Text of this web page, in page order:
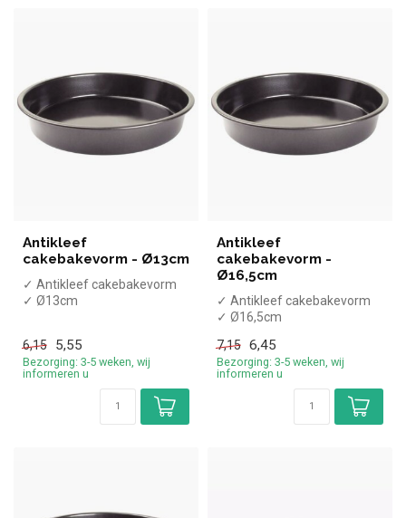
Antikleef
cakebakevorm - Ø13cm
✓ Antikleef cakebakevorm
✓ Ø13cm
6,15 5,55
Bezorging: 3-5 weken, wij
informeren u
Antikleef
cakebakevorm -
Ø16,5cm
✓ Antikleef cakebakevorm
✓ Ø16,5cm
7,15 6,45
Bezorging: 3-5 weken, wij
informeren u